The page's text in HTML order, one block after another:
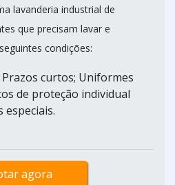
lavanderia industrial de
que precisam lavar e
condições:
curtos; Uniformes
de proteção individual
especiais.
agora